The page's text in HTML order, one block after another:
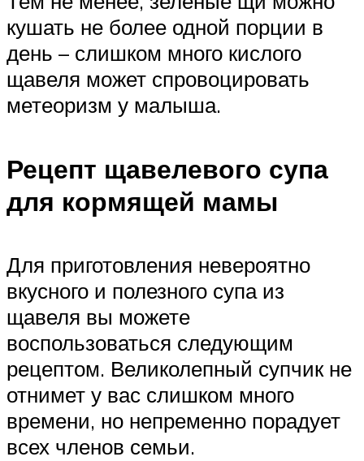
кушать не более одной порции в
день – слишком много кислого
щавеля может спровоцировать
метеоризм у малыша.
Рецепт щавелевого супа
для кормящей мамы
Для приготовления невероятно
вкусного и полезного супа из
щавеля вы можете
воспользоваться следующим
рецептом. Великолепный супчик не
отнимет у вас слишком много
времени, но непременно порадует
всех членов семьи.